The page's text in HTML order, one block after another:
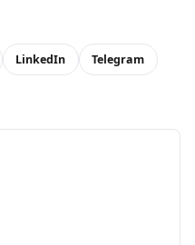
LinkedIn Telegram